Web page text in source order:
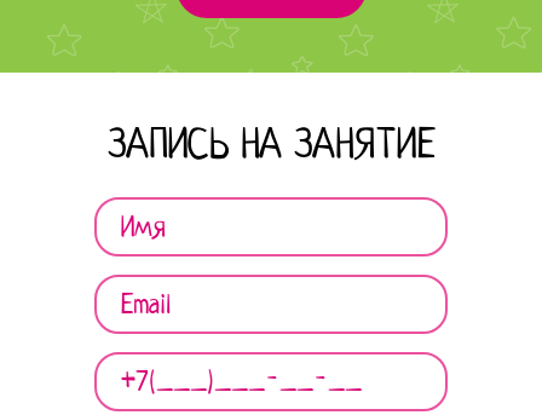
ЗАПИСЬ НА ЗАНЯТИЕ